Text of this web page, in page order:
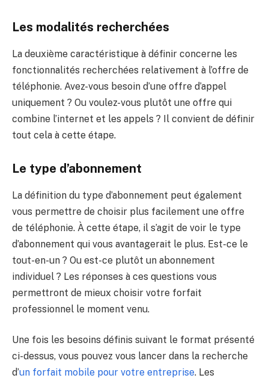
Les modalités recherchées
La deuxième caractéristique à définir concerne les
fonctionnalités recherchées relativement à l’offre de
téléphonie. Avez-vous besoin d’une offre d’appel
uniquement ? Ou voulez-vous plutôt une offre qui
combine l’internet et les appels ? Il convient de définir
tout cela à cette étape.
Le type d’abonnement
La définition du type d’abonnement peut également
vous permettre de choisir plus facilement une offre
de téléphonie. À cette étape, il s’agit de voir le type
d’abonnement qui vous avantagerait le plus. Est-ce le
tout-en-un ? Ou est-ce plutôt un abonnement
individuel ? Les réponses à ces questions vous
permettront de mieux choisir votre forfait
professionnel le moment venu.
Une fois les besoins définis suivant le format présenté
ci-dessus, vous pouvez vous lancer dans la recherche
d’un forfait mobile pour votre entreprise. Les